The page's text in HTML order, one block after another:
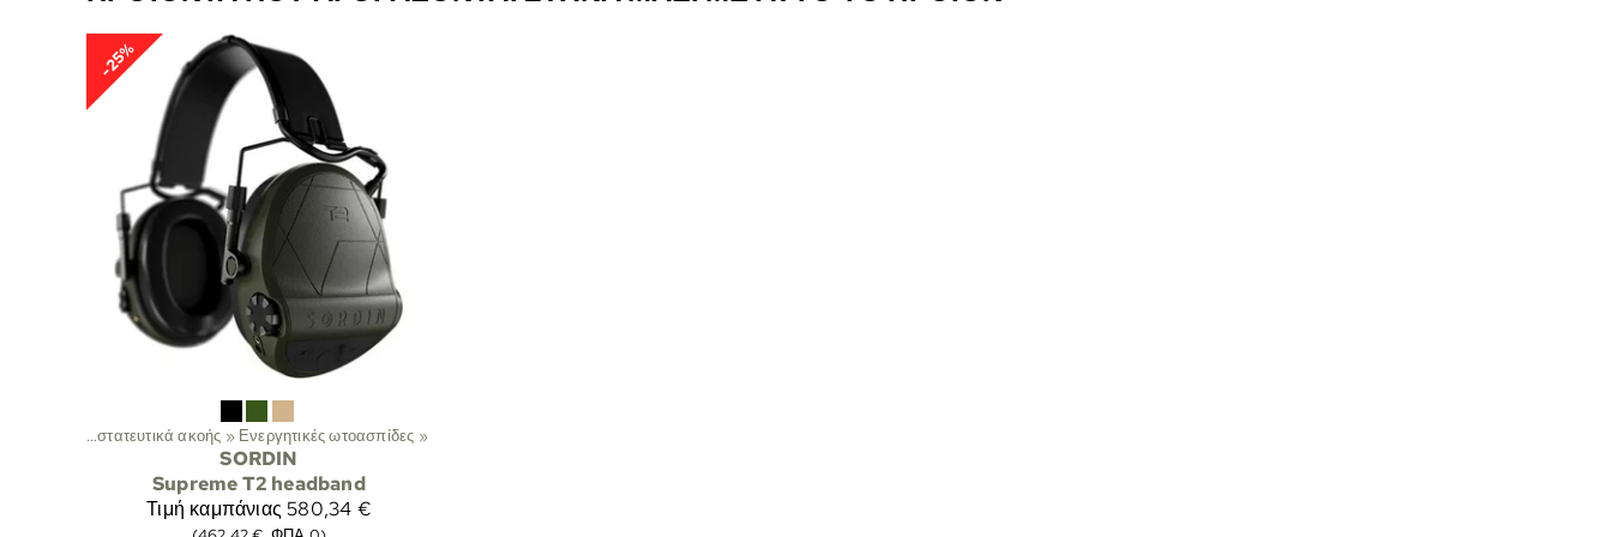
-25%
Προστατευτικά ακοής ‪» Ενεργητικές ωτοασπίδες ‪»
SORDIN
Supreme T2 headband
Τιμή καμπάνιας 580,34 €